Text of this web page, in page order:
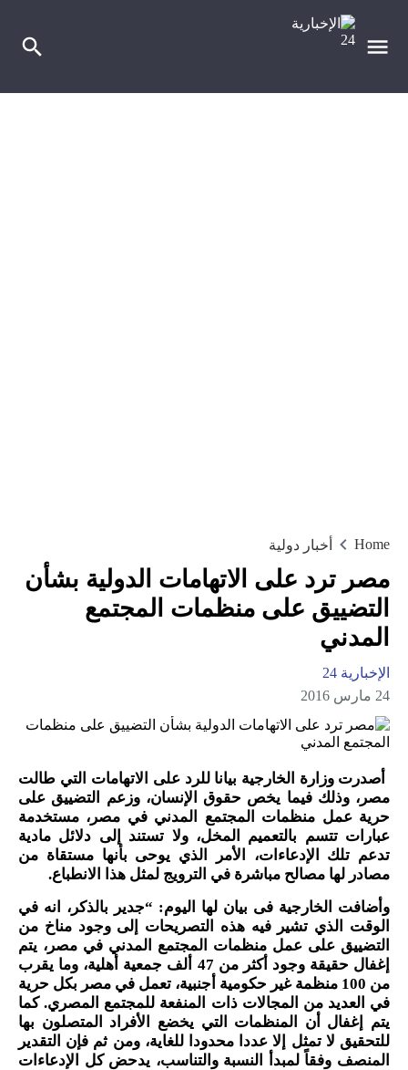
Home أخبار دولية
مصر ترد على الاتهامات الدولية بشأن
التضييق على منظمات المجتمع
المدني
الإخبارية 24
24 مارس 2016
أصدرت وزارة الخارجية بيانا للرد على الاتهامات التي طالت
مصر، وذلك فيما يخص حقوق الإنسان، وزعم التضييق على
حرية عمل منظمات المجتمع المدني في مصر، مستخدمة
عبارات تتسم بالتعميم المخل، ولا تستند إلى دلائل مادية
تدعم تلك الإدعاءات، الأمر الذي يوحى بأنها مستقاة من
مصادر لها مصالح مباشرة في الترويج لمثل هذا الانطباع.
وأضافت الخارجية فى بيان لها اليوم: “جدير بالذكر، انه في
الوقت الذي تشير فيه هذه التصريحات إلى وجود مناخ من
التضييق على عمل منظمات المجتمع المدني في مصر، يتم
إغفال حقيقة وجود أكثر من 47 ألف جمعية أهلية، وما يقرب
من 100 منظمة غير حكومية أجنبية، تعمل في مصر بكل حرية
في العديد من المجالات ذات المنفعة للمجتمع المصري. كما
يتم إغفال أن المنظمات التي يخضع الأفراد المتصلون بها
للتحقيق لا تمثل إلا عددا محدودا للغاية، ومن ثم فإن التقدير
المنصف وفقاً لمبدأ النسبة والتناسب، يدحض كل الإدعاءات